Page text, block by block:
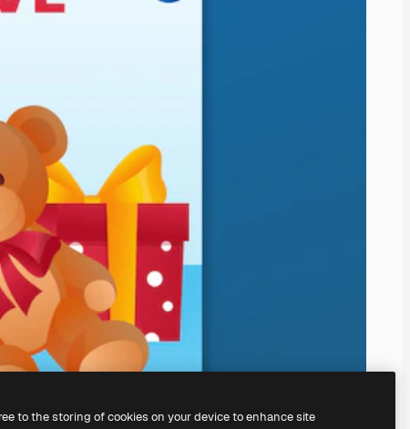
to the storing of cookies on your device to enhance site